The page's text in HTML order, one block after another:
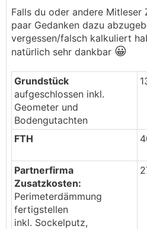
Baustrom und Bauwasser
Anschlusskosten (Netz...)
Nebenkosten für Unterbau/
Paket ist wirklich nur die
Anschluss an Kanal, keine
Erdarbeiten für
Schüttung/Baustraße am
Bemusterung und Extras
schöneres Parkett,
Kamin, Trittstufen am
Küchendetails, Revisionstür
Ausheizen Estrich vor
Wärmepumpe (direkt mit
RDS Durchführungen
Aushub wegführen ...
Falls du oder andere Mitleser
paar Gedanken dazu
vergessen/falsch kalkuliert
natürlich sehr dankbar 😀
Grundstück
aufgeschlossen inkl.
Geometer und
Bodengutachten
FTH
Partnerfirma
Zusatzkosten:
Perimeterdämmung
fertigstellen
inkl. Sockelputz,